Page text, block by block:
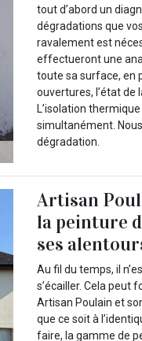
tout d’abord un
dégradations que
ravalement est
effectueront une
toute sa surface, en
ouvertures, l’état de
L’isolation
simultanément.
dégradation.
Artisan
la peinture
ses
Au fil du temps, il
s’écailler. Cela peut
Artisan Poulain et
que ce soit à
faire, la gamme de